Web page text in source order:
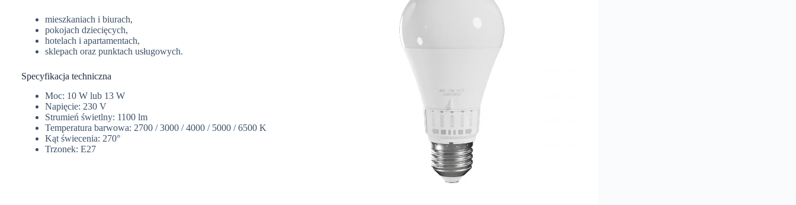
mieszkaniach i biurach,
pokojach dziecięcych,
hotelach i apartamentach,
sklepach oraz punktach usługowych.
Specyfikacja techniczna
Moc: 10 W lub 13 W
Napięcie: 230 V
Strumień świetlny: 1100 lm
Temperatura barwowa: 2700 / 3000 / 4000 / 5000 / 6500 K
Kąt świecenia: 270°
Trzonek: E27